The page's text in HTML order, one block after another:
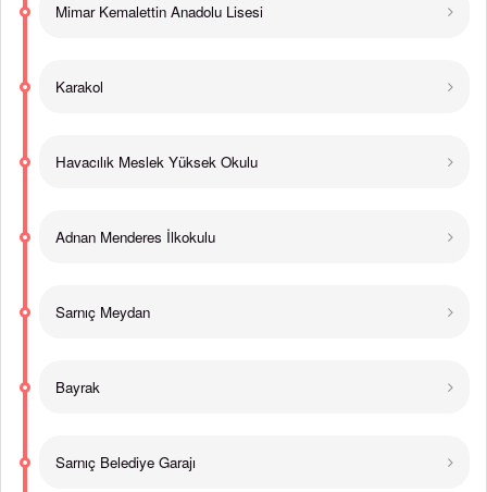
Mimar Kemalettin Anadolu Lisesi
Karakol
Havacılık Meslek Yüksek Okulu
Adnan Menderes İlkokulu
Sarnıç Meydan
Bayrak
Sarnıç Belediye Garajı